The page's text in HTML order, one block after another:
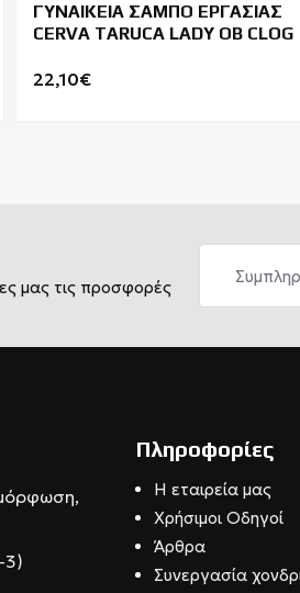
ΓΥΝΑΙΚΕΙΑ ΣΑΜΠΟ ΕΡΓΑΣΙΑΣ
CERVA TARUCA LADY ΟΒ CLOG
22,10€
μας τις προσφορές
3)
Πληροφορίες
Η εταιρεία μας
Χρήσιμοι Οδηγοί
Άρθρα
Συνεργασία